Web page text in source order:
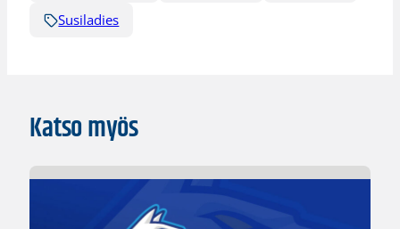
Susiladies
Katso myös